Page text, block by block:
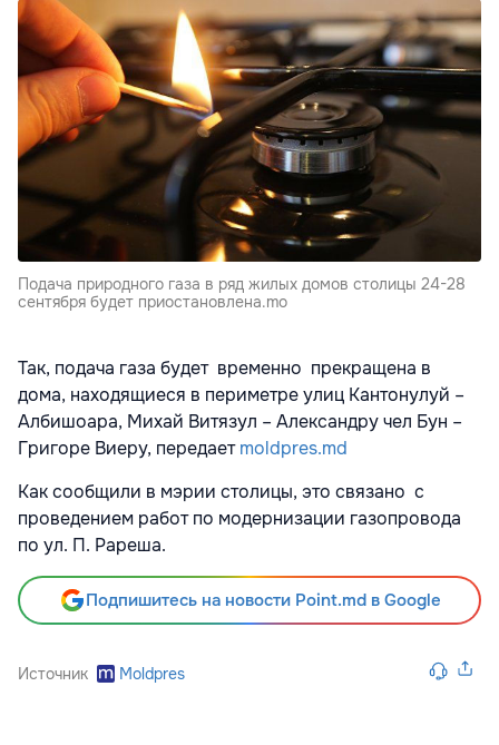
Подача природного газа в ряд жилых домов столицы 24-28
сентября будет приостановлена.mo
Так, подача газа будет временно прекращена в
дома, находящиеся в периметре улиц Кантонулуй –
Албишоара, Михай Витязул – Александру чел Бун –
Григоре Виеру, передаетmoldpres.md
Как сообщили в мэрии столицы, это связано с
проведением работ по модернизации газопровода
по ул. П. Рареша.
Подпишитесь на новости Point.md в Google
Источник Moldpres